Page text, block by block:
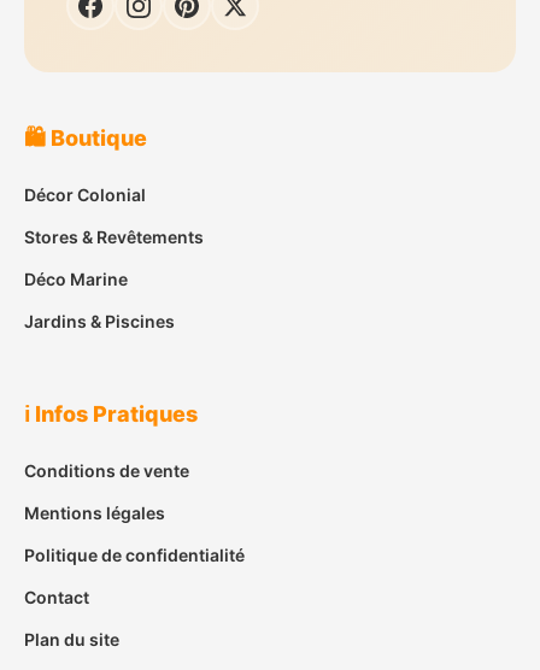
🛍️ Boutique
Décor Colonial
Stores & Revêtements
Déco Marine
Jardins & Piscines
ℹ️ Infos Pratiques
Conditions de vente
Mentions légales
Politique de confidentialité
Contact
Plan du site